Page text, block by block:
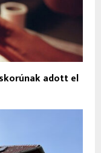
adott el